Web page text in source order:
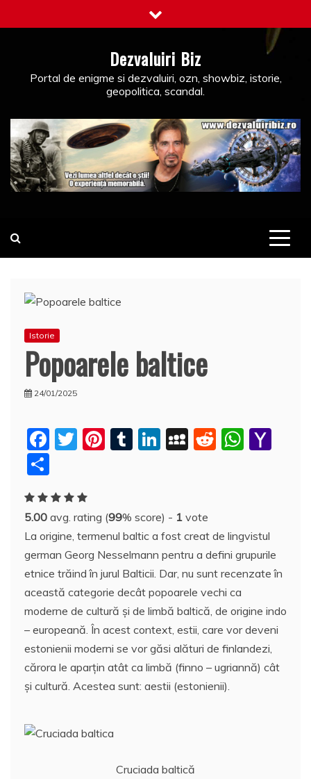
to
Dezvaluiri Biz
Portal de enigme si dezvaluiri, ozn, showbiz, istorie,
geopolitica, scandal.
Istorie
Popoarele baltice
24/01/2025
F
e
b
o
o
k
T
er
Pi
e
st
T
r
Li
dI
n
M
a
c
e
R
t
W
A
p
p
M
ai
a
rt
aj
e
a
z
ă
5.00 avg. rating (99% score) - 1 vote
La origine, termenul baltic a fost creat de lingvistul
german Georg Nesselmann pentru a defini grupurile
etnice trăind în jurul Balticii. Dar, nu sunt recenzate în
această categorie decât popoarele vechi ca
moderne de cultură şi de limbă baltică, de origine indo
– europeană. În acest context, estii, care vor deveni
estonienii moderni se vor găsi alături de finlandezi,
cărora le aparţin atât ca limbă (finno – ugriannă) cât
şi cultură. Acestea sunt: aestii (estonienii).
Cruciada baltică